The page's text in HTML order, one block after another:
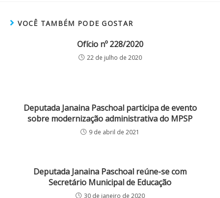
VOCÊ TAMBÉM PODE GOSTAR
Ofício nº 228/2020
22 de julho de 2020
Deputada Janaina Paschoal participa de evento
sobre modernização administrativa do MPSP
9 de abril de 2021
Deputada Janaina Paschoal reúne-se com
Secretário Municipal de Educação
30 de janeiro de 2020